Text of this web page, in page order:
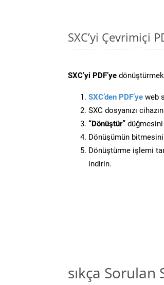
SXC’yi Çevrimiçi
SXC’yi PDF’ye
SXC’den PDF’ye web
SXC dosyanızı
“Dönüştür” düğmesini
Dönüşümün
Dönüştürme işlemi
indirin.
sıkça Sorulan